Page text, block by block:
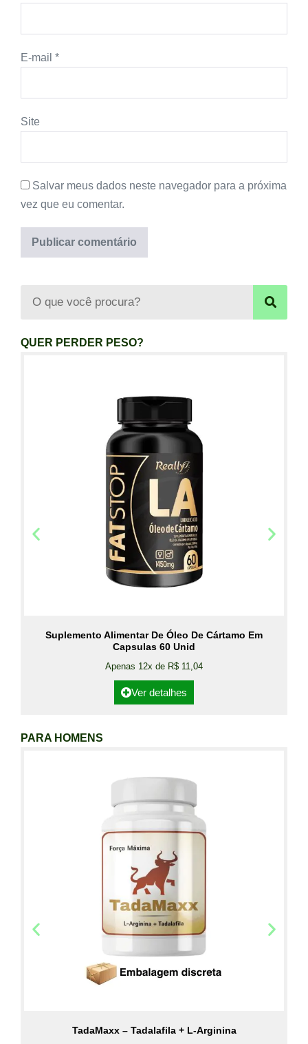
E-mail *
Site
Salvar meus dados neste navegador para a próxima
vez que eu comentar.
QUER PERDER PESO?
Suplemento Alimentar De Óleo De Cártamo Em
Capsulas 60 Unid
Apenas 12x de R$ 11,04
Ver detalhes
PARA HOMENS
TadaMaxx – Tadalafila + L-Arginina